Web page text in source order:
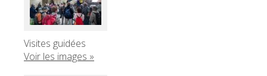
Visites guidées
Voir les images »